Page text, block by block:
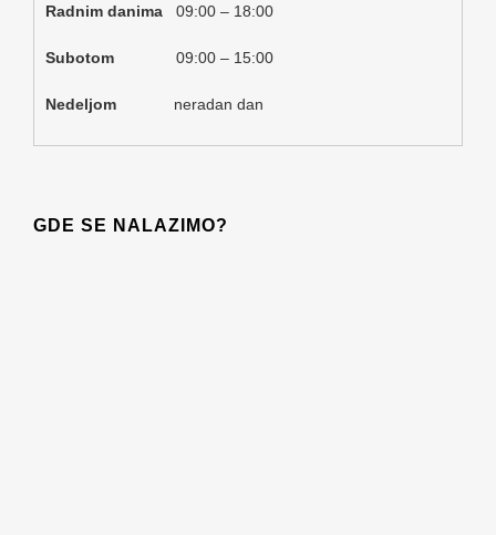
Radnim danima 09:00 – 18:00
Subotom 09:00 – 15:00
Nedeljom neradan dan
GDE SE NALAZIMO?